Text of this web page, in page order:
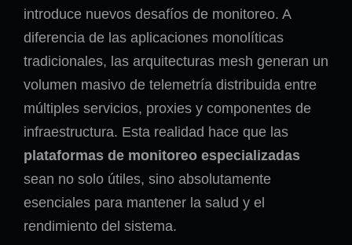
introduce nuevos desafíos de monitoreo. A
diferencia de las aplicaciones monolíticas
tradicionales, las arquitecturas mesh generan un
volumen masivo de telemetría distribuida entre
múltiples servicios, proxies y componentes de
infraestructura. Esta realidad hace que las
plataformas de monitoreo especializadas
sean no solo útiles, sino absolutamente
esenciales para mantener la salud y el
rendimiento del sistema.